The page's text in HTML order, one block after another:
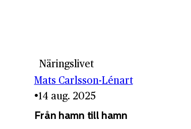
Näringslivet
Mats Carlsson-Lénart
14 aug. 2025
Från hamn till hamn